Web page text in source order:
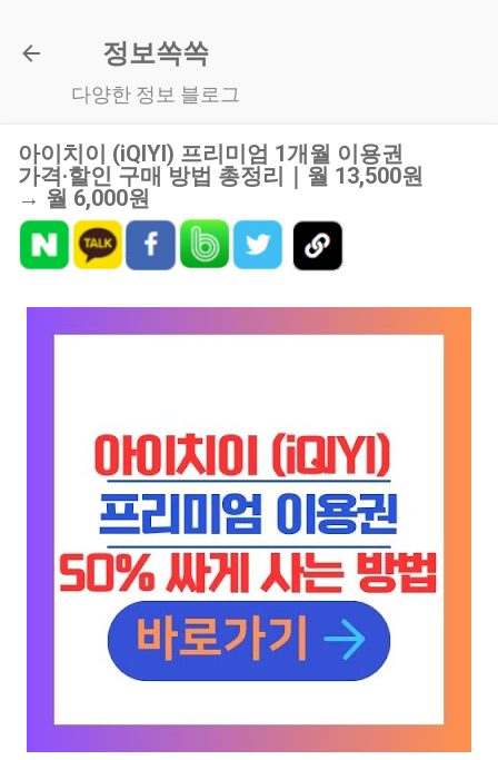
정보쏙쏙
다양한 정보 블로그
아이치이 (iQIYI) 프리미엄 1개월 이용권
가격·할인 구매 방법 총정리｜월 13,500원
→ 월 6,000원